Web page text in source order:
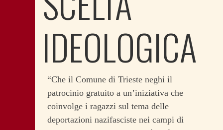
IDEOLOGICA
“Che il Comune di Trieste neghi il
patrocinio gratuito a un’iniziativa che
coinvolge i ragazzi sul tema delle
deportazioni nazifasciste nei campi di